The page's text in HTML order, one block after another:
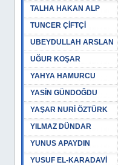
TALHA HAKAN ALP
TUNCER ÇİFTÇİ
UBEYDULLAH ARSLAN
UĞUR KOŞAR
YAHYA HAMURCU
YASİN GÜNDOĞDU
YAŞAR NURİ ÖZTÜRK
YILMAZ DÜNDAR
YUNUS APAYDIN
YUSUF EL-KARADAVİ